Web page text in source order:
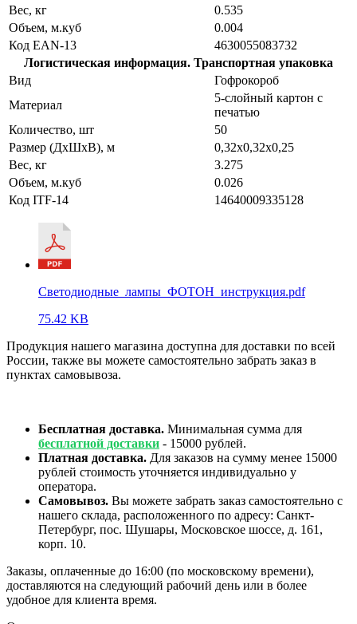
Вес, кг
0.535
Объем, м.куб
0.004
Код EAN-13
4630055083732
Логистическая информация. Транспортная упаковка
Вид
Гофрокороб
Материал
5-слойный картон с
печатью
Количество, шт
50
Размер (ДхШхВ), м
0,32х0,32х0,25
Вес, кг
3.275
Объем, м.куб
0.026
Код ITF-14
14640009335128
Светодиодные_лампы_ФОТОН_инструкция.pdf
75.42 KB
Продукция нашего магазина доступна для доставки по всей
России, также вы можете самостоятельно забрать заказ в
пунктах самовывоза.
Бесплатная доставка. Минимальная сумма для
бесплатной доставки - 15000 рублей.
Платная доставка. Для заказов на сумму менее 15000
рублей стоимость уточняется индивидуально у
оператора.
Самовывоз. Вы можете забрать заказ самостоятельно с
нашего склада, расположенного по адресу: Санкт-
Петербург, пос. Шушары, Московское шоссе, д. 161,
корп. 10.
Заказы, оплаченные до 16:00 (по московскому времени),
доставляются на следующий рабочий день или в более
удобное для клиента время.